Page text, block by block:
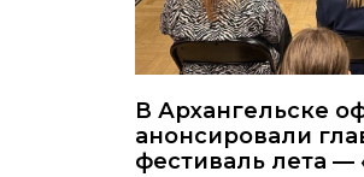
В Архангельске
анонсировали
фестиваль лета